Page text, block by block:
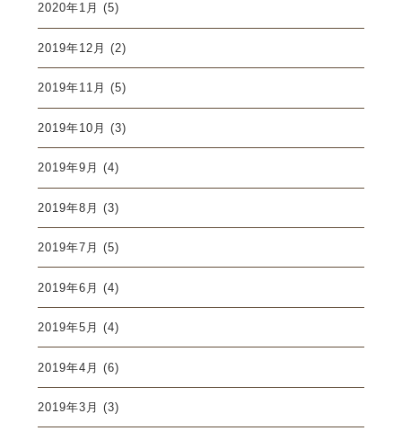
2020年1月 (5)
2019年12月 (2)
2019年11月 (5)
2019年10月 (3)
2019年9月 (4)
2019年8月 (3)
2019年7月 (5)
2019年6月 (4)
2019年5月 (4)
2019年4月 (6)
2019年3月 (3)